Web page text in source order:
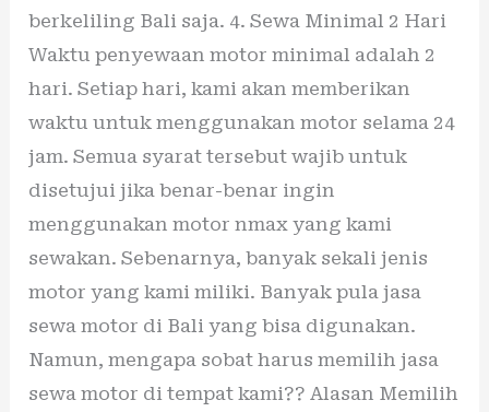
berkeliling Bali saja. 4. Sewa Minimal 2 Hari
Waktu penyewaan motor minimal adalah 2
hari. Setiap hari, kami akan memberikan
waktu untuk menggunakan motor selama 24
jam. Semua syarat tersebut wajib untuk
disetujui jika benar-benar ingin
menggunakan motor nmax yang kami
sewakan. Sebenarnya, banyak sekali jenis
motor yang kami miliki. Banyak pula jasa
sewa motor di Bali yang bisa digunakan.
Namun, mengapa sobat harus memilih jasa
sewa motor di tempat kami?? Alasan Memilih